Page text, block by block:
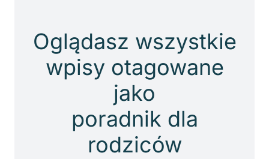
Oglądasz wszystkie
wpisy otagowane
jako
poradnik dla
rodziców